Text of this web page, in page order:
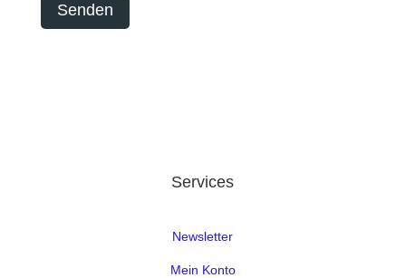
Senden
Services
Newsletter
Mein Konto